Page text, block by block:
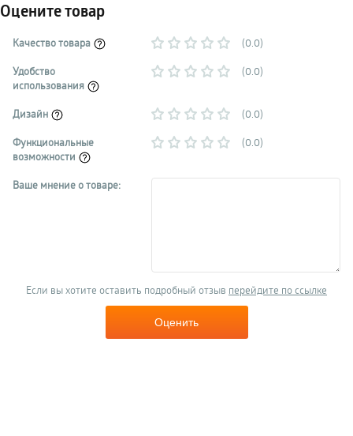
Оцените товар
Качество товара
(0.0)
Удобство
использования
(0.0)
Дизайн
(0.0)
Функциональные
возможности
(0.0)
Ваше мнение о товаре:
Если вы хотите оставить подробный отзыв перейдите по ссылке
Оценить